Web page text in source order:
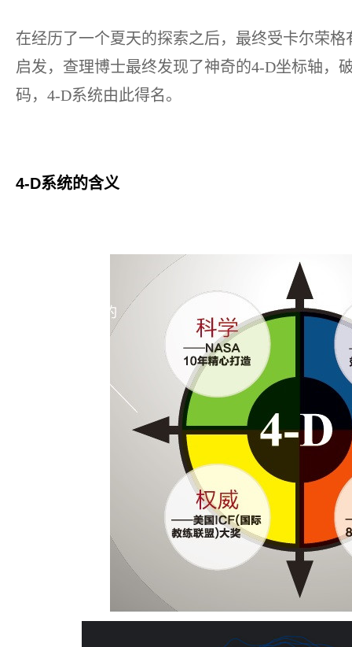
在经历了一个夏天的探索之后，最终受卡尔荣
启发，查理博士最终发现了神奇的4-D坐标轴，
码，4-D系统由此得名。
4-D系统的含义